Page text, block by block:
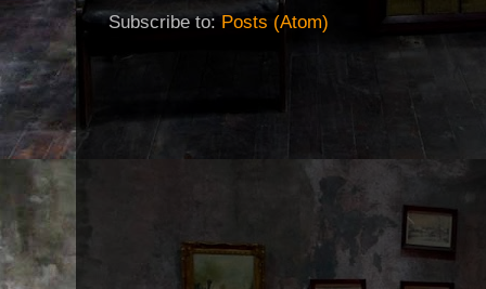
Subscribe to:Posts (Atom)